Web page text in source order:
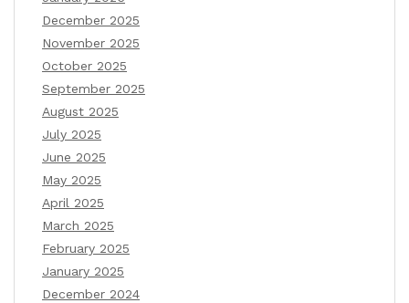
December 2025
November 2025
October 2025
September 2025
August 2025
July 2025
June 2025
May 2025
April 2025
March 2025
February 2025
January 2025
December 2024